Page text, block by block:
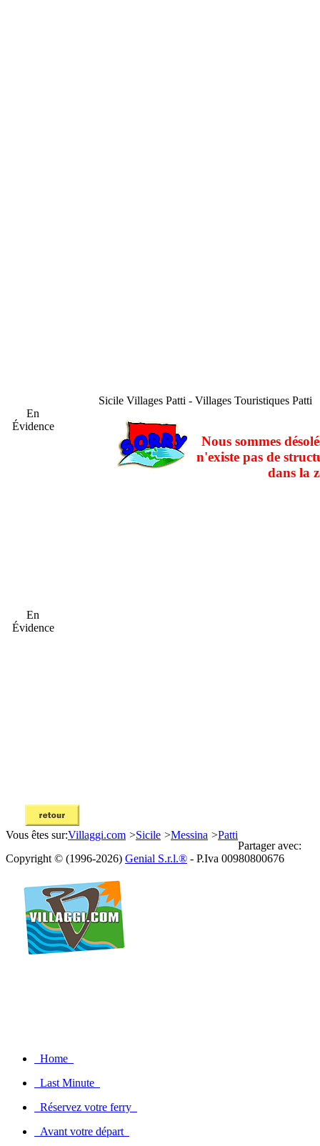
En
Évidence
En
Évidence
Sicile Villages Patti - Villages Touristiques Patti
Nous sommes
n'existe pas de
dans la
Vous êtes sur:Villaggi.com >Sicile >Messina >Patti
Partager avec:
Copyright © (1996-2026) Genial S.r.l.® - P.Iva 00980800676
Home
Last Minute
Réservez votre ferry
Avant votre départ